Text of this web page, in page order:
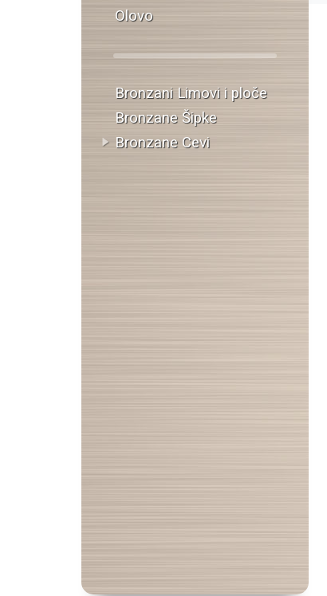
Olovo
Bronzani Limovi i ploče
Bronzane Šipke
Bronzane Cevi